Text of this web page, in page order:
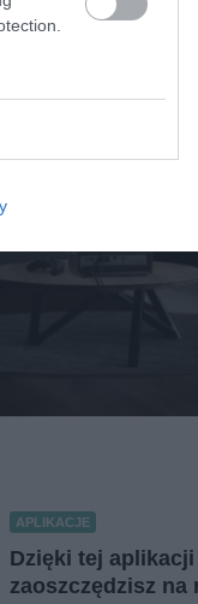
APLIKACJE
Dzięki tej
zaoszczędzisz na